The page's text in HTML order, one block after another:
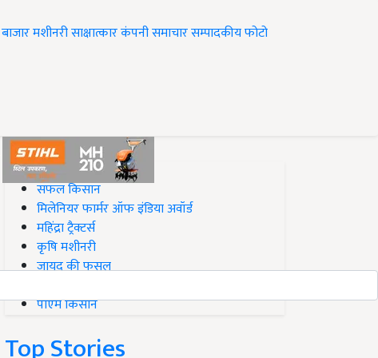
बाजारमशीनरीसाक्षात्कारकंपनी समाचारसम्पादकीयफोटो
#Top on Krishi Jagran
सफल किसान
मिलेनियर फार्मर ऑफ इंडिया अवॉर्ड
महिंद्रा ट्रैक्टर्स
कृषि मशीनरी
जायद की फसल
पीएम किसान
Top Stories